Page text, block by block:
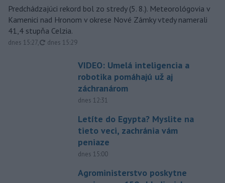
Predchádzajúci rekord bol zo stredy (5. 8.). Meteorológovia v
Kamenici nad Hronom v okrese Nové Zámky vtedy namerali
41,4 stupňa Celzia.
dnes 15:27, aktualizované
dnes 15:29
VIDEO: Umelá inteligencia a
robotika pomáhajú už aj
záchranárom
dnes 12:31
Letíte do Egypta? Myslite na
tieto veci, zachránia vám
peniaze
dnes 15:00
Agroministerstvo poskytne